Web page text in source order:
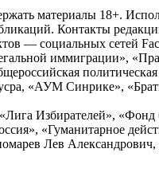
материалы 18+.
Контакты
— социальных сетей
иммиграции»,
«АУМ Синрике»,
Избирателей»,
«Гуманитарное
Лев